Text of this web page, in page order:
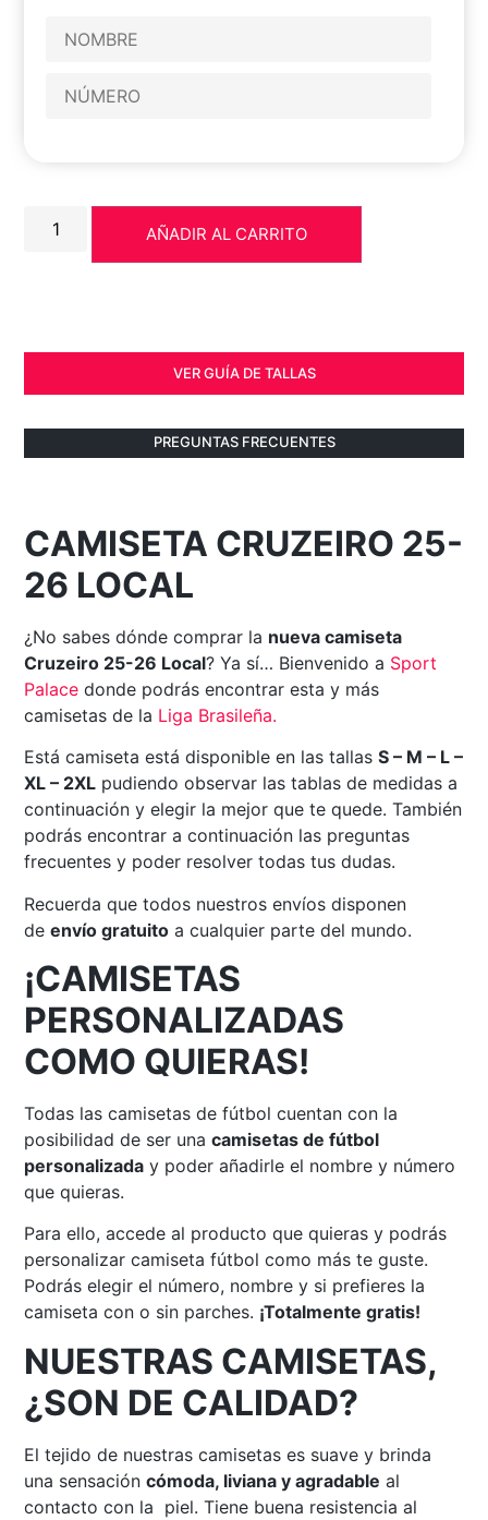
AÑADIR AL CARRITO
VER GUÍA DE TALLAS
PREGUNTAS FRECUENTES
CAMISETA CRUZEIRO 25-
26 LOCAL
¿No sabes dónde comprar la nueva camiseta
Cruzeiro 25-26 Local? Ya sí… Bienvenido a Sport
Palace donde podrás encontrar esta y más
camisetas de la Liga Brasileña.
Está camiseta está disponible en las tallasS – M – L –
XL – 2XL pudiendo observar las tablas de medidas a
continuación y elegir la mejor que te quede. También
podrás encontrar a continuación las preguntas
frecuentes y poder resolver todas tus dudas.
Recuerda que todos nuestros envíos disponen
deenvío gratuito a cualquier parte del mundo.
¡CAMISETAS
PERSONALIZADAS
COMO QUIERAS!
Todas las camisetas de fútbol cuentan con la
posibilidad de ser unacamisetas de fútbol
personalizada y poder añadirle el nombre y número
que quieras.
Para ello, accede al producto que quieras y podrás
personalizar camiseta fútbol como más te guste.
Podrás elegir el número, nombre y si prefieres la
camiseta con o sin parches. ¡Totalmente gratis!
NUESTRAS CAMISETAS,
¿SON DE CALIDAD?
El tejido de nuestras camisetas es suave y brinda
una sensacióncómoda, liviana y agradable al
contacto con la piel. Tiene buena resistencia al